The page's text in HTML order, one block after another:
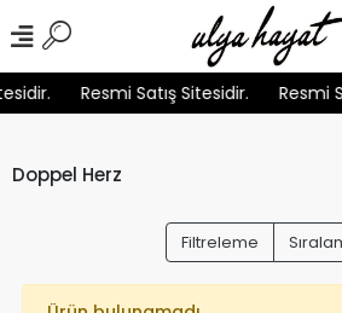
Resmi Satış Sitesidir. Resmi
Doppel Herz
Filtreleme